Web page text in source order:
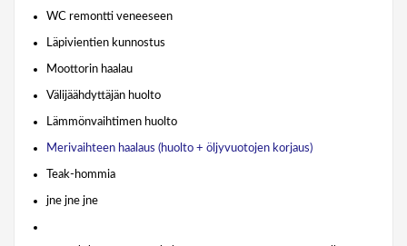
WC remontti veneeseen
Läpivientien kunnostus
Moottorin haalau
Välijäähdyttäjän huolto
Lämmönvaihtimen huolto
Merivaihteen haalaus (huolto + öljyvuotojen korjaus)
Teak-hommia
jne jne jne